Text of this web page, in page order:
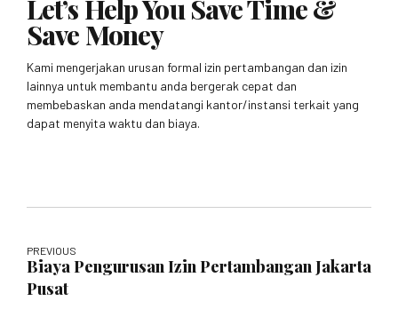
Let’s Help You Save Time &
Save Money
Kami mengerjakan urusan formal izin pertambangan dan izin
lainnya untuk membantu anda bergerak cepat dan
membebaskan anda mendatangi kantor/instansi terkait yang
dapat menyita waktu dan biaya.
PREVIOUS
Biaya Pengurusan Izin Pertambangan Jakarta
Pusat